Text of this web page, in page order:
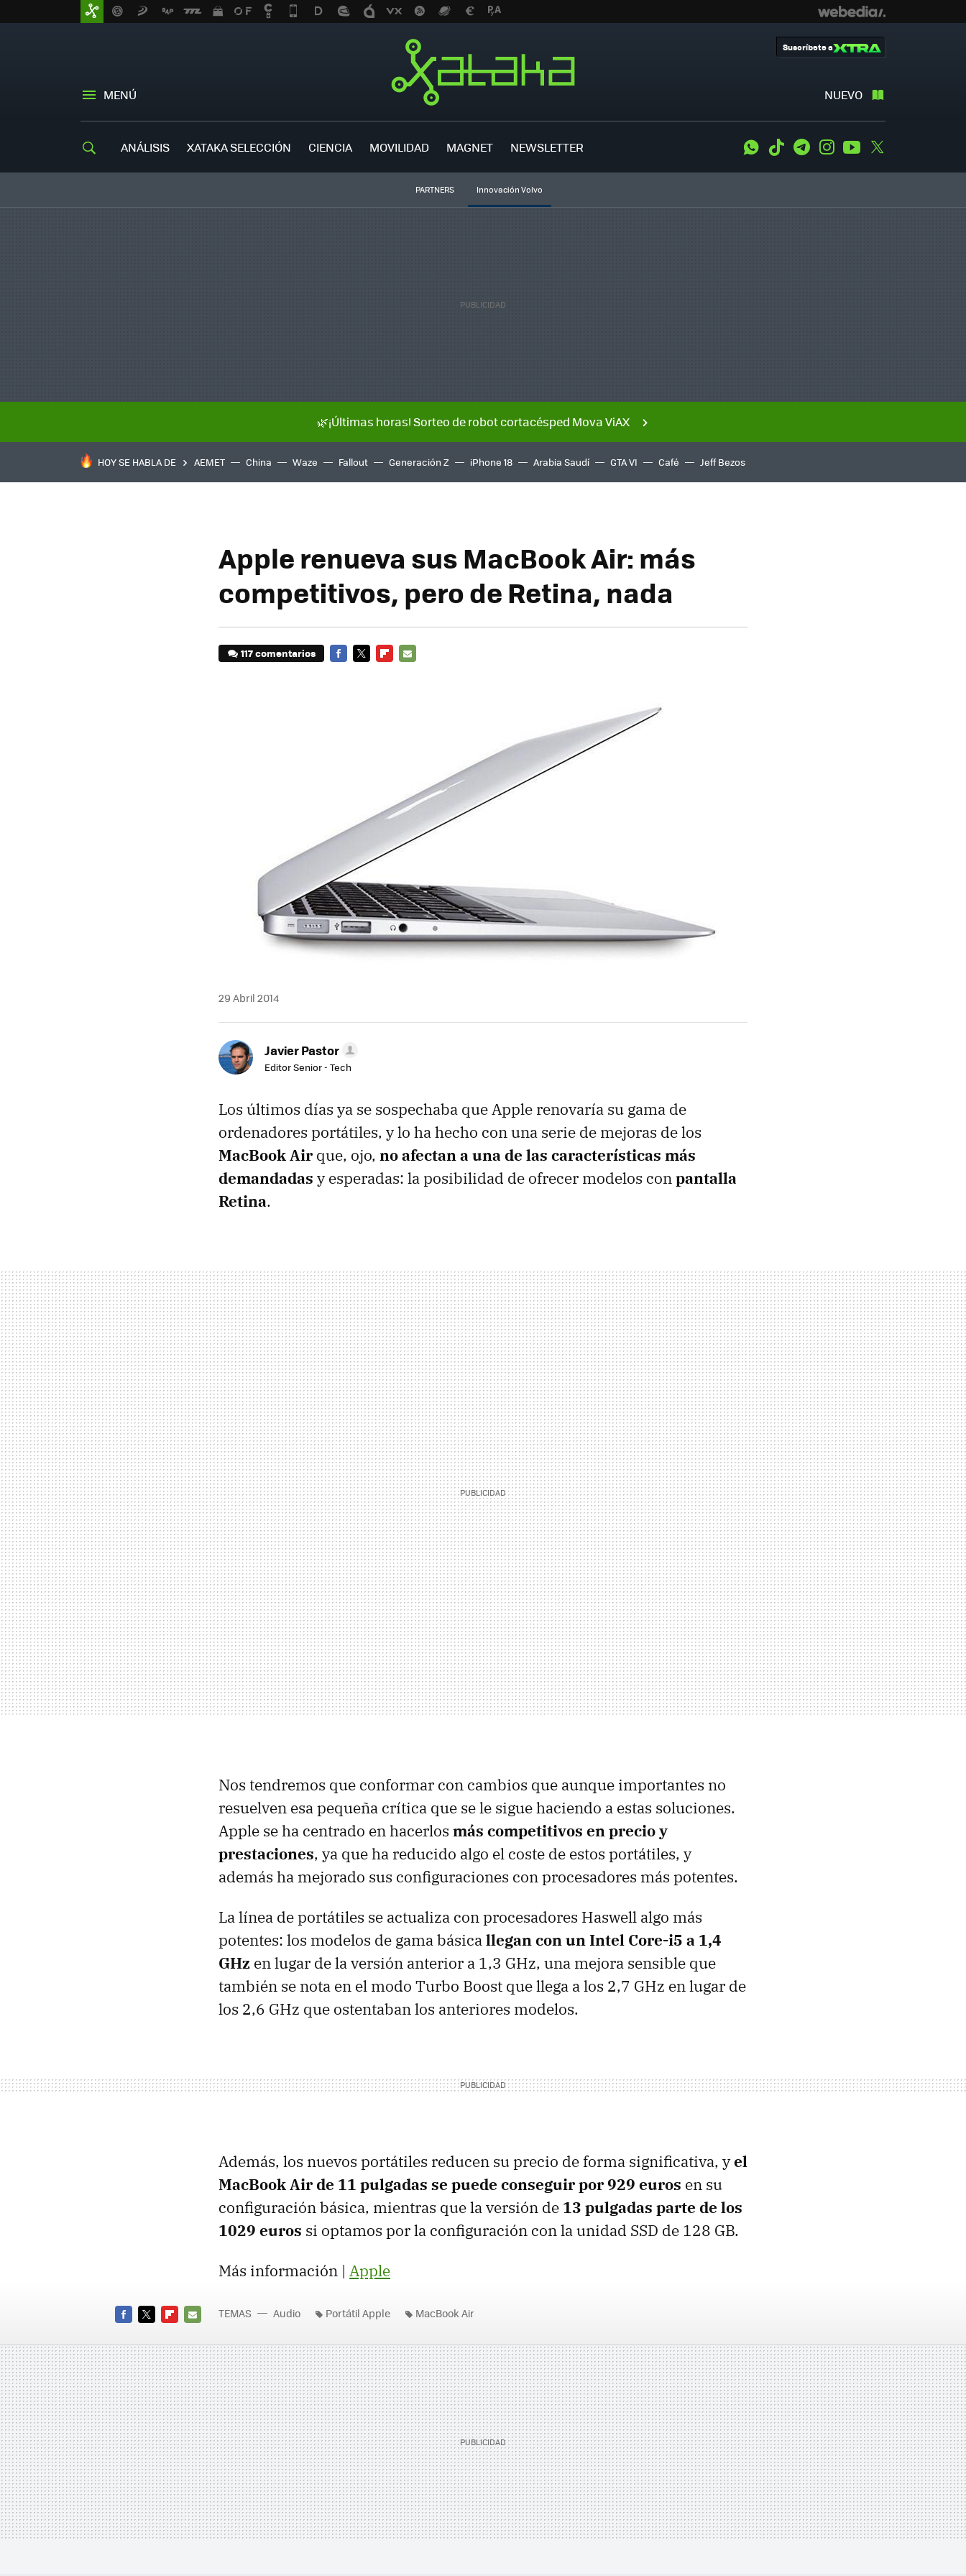
MENÚ NUEVO
Suscríbete a
ANÁLISIS XATAKA SELECCIÓN CIENCIA MOVILIDAD MAGNET NEWSLETTER WhatsApp
Tiktok TelegramInstagramYoutube
PARTNERS Innovación Volvo
🌿¡Últimas horas! Sorteo de robot cortacésped Mova ViAX
HOY SE HABLA DE AEMET China Waze Fallout Generación Z iPhone 18 Arabia Saudí GTA VI Café Jeff Bezos
Apple renueva sus MacBook Air: más
competitivos, pero de Retina, nada
117 comentarios
29 Abril 2014
Javier Pastor
Editor Senior - Tech
Los últimos días ya se sospechaba que Apple renovaría su gama de
ordenadores portátiles, y lo ha hecho con una serie de mejoras de los
MacBook Air que, ojo, no afectan a una de las características más
demandadas y esperadas: la posibilidad de ofrecer modelos conpantalla
Retina.
Nos tendremos que conformar con cambios que aunque importantes no
resuelven esa pequeña crítica que se le sigue haciendo a estas soluciones.
Apple se ha centrado en hacerlos más competitivos en precio y
prestaciones, ya que ha reducido algo el coste de estos portátiles, y
además ha mejorado sus configuraciones con procesadores más potentes.
La línea de portátiles se actualiza con procesadores Haswell algo más
potentes: los modelos de gama básicallegan con un Intel Core-i5 a 1,4
GHz en lugar de la versión anterior a 1,3 GHz, una mejora sensible que
también se nota en el modo Turbo Boost que llega a los 2,7 GHz en lugar de
los 2,6 GHz que ostentaban los anteriores modelos.
Además, los nuevos portátiles reducen su precio de forma significativa, yel
MacBook Air de 11 pulgadas se puede conseguir por 929 euros en su
configuración básica, mientras que la versión de 13 pulgadas parte de los
1029 euros si optamos por la configuración con la unidad SSD de 128 GB.
Más información | Apple
MAIL
TEMAS Audio Portátil Apple MacBook Air